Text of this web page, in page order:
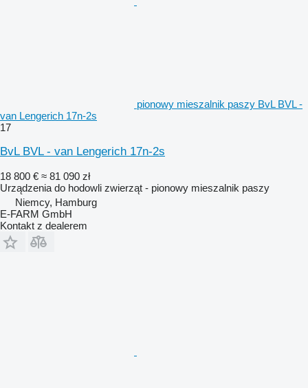
pionowy mieszalnik paszy BvL BVL -
van Lengerich 17n-2s
17
BvL BVL - van Lengerich 17n-2s
18 800 € ≈ 81 090 zł
Urządzenia do hodowli zwierząt - pionowy mieszalnik paszy
Niemcy, Hamburg
E-FARM GmbH
Kontakt z dealerem